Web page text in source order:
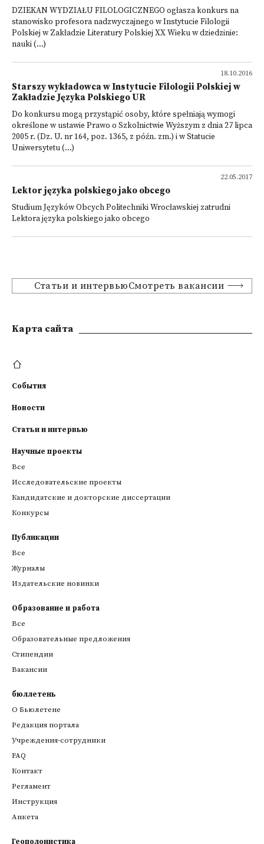
DZIEKAN WYDZIAŁU FILOLOGICZNEGO ogłasza konkurs na
stanowisko profesora nadzwyczajnego w Instytucie Filologii
Polskiej w Zakładzie Literatury Polskiej XX Wieku w dziedzinie:
nauki (...)
18.10.2016
Starszy wykładowca w Instytucie Filologii Polskiej w
Zakładzie Języka Polskiego UR
Do konkursu mogą przystąpić osoby, które spełniają wymogi
określone w ustawie Prawo o Szkolnictwie Wyższym z dnia 27 lipca
2005 r. (Dz. U. nr 164, poz. 1365, z późn. zm.) i w Statucie
Uniwersytetu (...)
22.05.2017
Lektor języka polskiego jako obcego
Studium Języków Obcych Politechniki Wrocławskiej zatrudni
Lektora języka polskiego jako obcego
Статьи и интервьюСмотреть вакансии
Kарта сайта
События
Новости
Статьи и интервью
Научные проекты
Все
Исследовательские проекты
Кандидатские и докторские диссертации
Конкурсы
Публикации
Все
Журналы
Издательские новинки
Образование и работа
Все
Образовательные предложения
Стипендии
Вакансии
бюллетень
О Бьюлетене
Редакция портала
Учреждения-сотрудники
FAQ
Контакт
Регламент
Инструкция
Анкета
Геополонистика